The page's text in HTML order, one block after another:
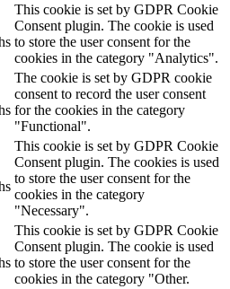
This cookie is set by GDPR Cookie
Consent plugin. The cookie is used
to store the user consent for the
cookies in the category "Analytics".
The cookie is set by GDPR cookie
consent to record the user consent
for the cookies in the category
"Functional".
This cookie is set by GDPR Cookie
Consent plugin. The cookies is used
to store the user consent for the
cookies in the category
"Necessary".
This cookie is set by GDPR Cookie
Consent plugin. The cookie is used
to store the user consent for the
cookies in the category "Other.